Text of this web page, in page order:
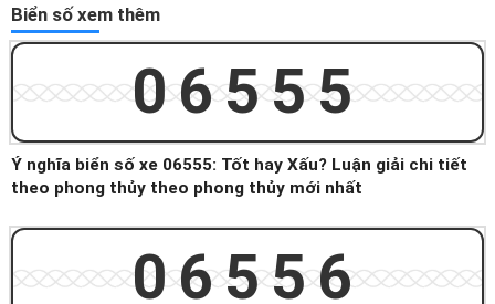
Biển số xem thêm
06555
Ý nghĩa biển số xe 06555: Tốt hay Xấu? Luận giải chi tiết
theo phong thủy theo phong thủy mới nhất
06556